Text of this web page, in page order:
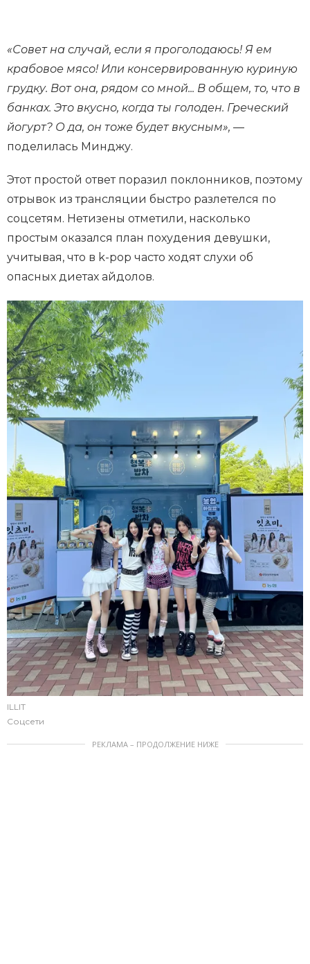
«Совет на случай, если я проголодаюсь! Я ем
крабовое мясо! Или консервированную куриную
грудку. Вот она, рядом со мной... В общем, то, что в
банках. Это вкусно, когда ты голоден. Греческий
йогурт? О да, он тоже будет вкусным», —
поделилась Минджу.
Этот простой ответ поразил поклонников, поэтому
отрывок из трансляции быстро разлетелся по
соцсетям. Нетизены отметили, насколько
простым оказался план похудения девушки,
учитывая, что в k-pop часто ходят слухи об
опасных диетах айдолов.
ILLIT
Соцсети
РЕКЛАМА – ПРОДОЛЖЕНИЕ НИЖЕ